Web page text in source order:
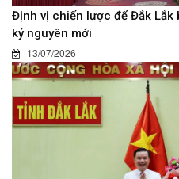
Định vị chiến lược để Đắk Lắk
kỷ nguyên mới
13/07/2026